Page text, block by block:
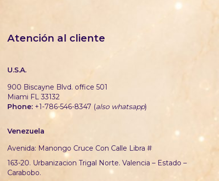
Atención al cliente
U.S.A.
900 Biscayne Blvd. office 501
Miami FL 33132
Phone: +1-786-546-8347 (also whatsapp)
Venezuela
Avenida: Manongo Cruce Con Calle Libra #
163-20. Urbanizacion Trigal Norte. Valencia – Estado –
Carabobo.